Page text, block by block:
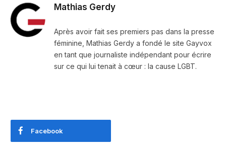
Mathias Gerdy
Après avoir fait ses premiers pas dans la presse
féminine, Mathias Gerdy a fondé le site Gayvox
en tant que journaliste indépendant pour écrire
sur ce qui lui tenait à cœur : la cause LGBT.
Facebook